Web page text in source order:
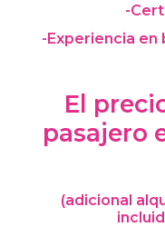
-
-Experiencia
El
pasajero
(adicional